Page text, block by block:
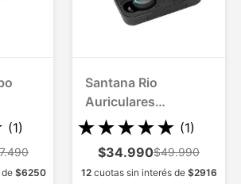
(1)
$6250
Santana Rio
Auriculares
Bluetooth 5.1
★★★★★ (1)
$34.990$49.990
12cuotas sin interés de $2916